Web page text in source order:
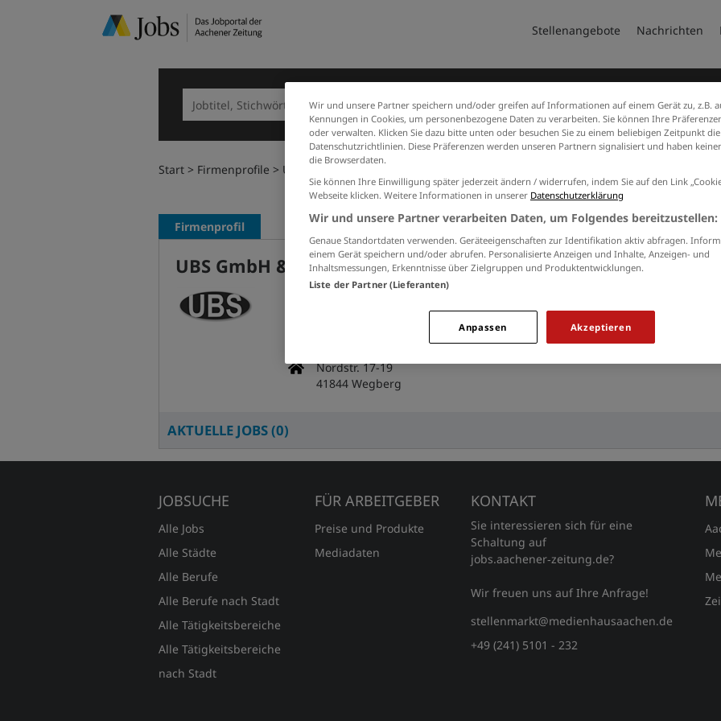
Stellenangebote Nachrichten
Start Firmenprofile UBS GmbH & Co. KG
Firmenprofil
UBS GmbH & Co. KG
ubs-wegberg@t-online.de
Nordstr. 17-19
41844 Wegberg
AKTUELLE JOBS (0)
JOBSUCHE
Alle Jobs
Alle Städte
Alle Berufe
Alle Berufe nach Stadt
Alle Tätigkeitsbereiche
Alle Tätigkeitsbereiche
nach Stadt
FÜR ARBEITGEBER
Preise und Produkte
Mediadaten
KONTAKT
Sie interessieren sich für eine
Schaltung auf
jobs.aachener‑zeitung.de?
Wir freuen uns auf Ihre Anfrage!
stellenmarkt@medienhausaachen.de
+49 (241) 5101 - 232
Wir und unsere Partner speichern und/oder greifen auf Informationen auf einem Gerät zu, z.B.
Kennungen in Cookies, um personenbezogene Daten zu verarbeiten. Sie können Ihre
oder verwalten. Klicken Sie dazu bitte unten oder besuchen Sie zu einem beliebigen Zeitpunkt
Datenschutzrichtlinien. Diese Präferenzen werden unseren Partnern signalisiert und haben
die Browserdaten.
Sie können Ihre Einwilligung später jederzeit ändern / widerrufen, indem Sie auf den Link
Webseite klicken. Weitere Informationen in unserer Datenschutzerklärung
Wir und unsere Partner verarbeiten Daten, um Folgendes bereitzustellen:
Genaue Standortdaten verwenden. Geräteeigenschaften zur Identifikation aktiv abfragen.
einem Gerät speichern und/oder abrufen. Personalisierte Anzeigen und Inhalte, Anzeigen- und
Inhaltsmessungen, Erkenntnisse über Zielgruppen und Produktentwicklungen.
Liste der Partner (Lieferanten)
Akzeptieren
Anpassen